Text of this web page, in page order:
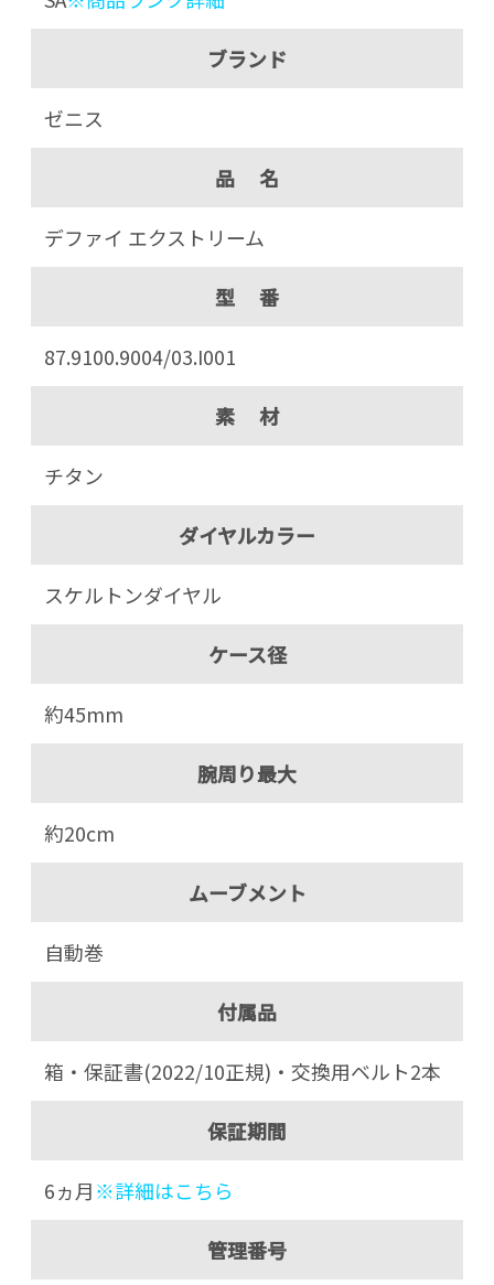
ブランド
ゼニス
品 名
デファイ エクストリーム
型 番
87.9100.9004/03.I001
素 材
チタン
ダイヤルカラー
スケルトンダイヤル
ケース径
約45mm
腕周り最大
約20cm
ムーブメント
自動巻
付属品
箱・保証書(2022/10正規)・交換用ベルト2本
保証期間
6ヵ月※詳細はこちら
管理番号